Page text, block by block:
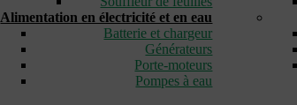
Alimentation en électricité et en eau
Batterie et chargeur
Générateurs
Porte-moteurs
Pompes à eau